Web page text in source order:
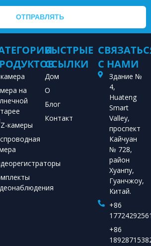
ОТПРАВЛЯТЬ
на
камеры
БЫСТРЫЕ
ССЫЛКИ
Дом
О
Блог
Контакт
С НАМИ
Здание №
4,
Huateng
Smart
Valley,
проспект
Кайчуан
№ 728,
район
Хуанпу,
Гуанчжоу,
Китай.
+86
+86